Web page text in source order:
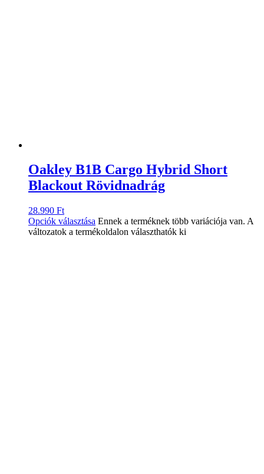
Oakley B1B Cargo Hybrid Short
Blackout Rövidnadrág
28.990 Ft
Opciók választása Ennek a terméknek több variációja van. A
változatok a termékoldalon választhatók ki